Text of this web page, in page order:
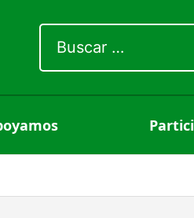
por: